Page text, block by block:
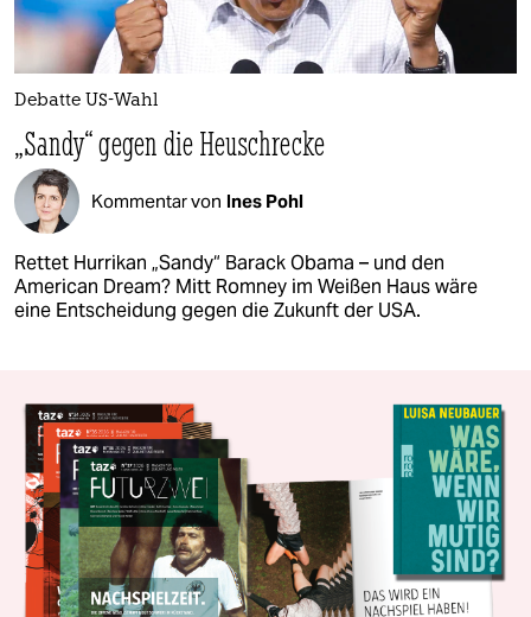
Debatte US-Wahl
„Sandy“ gegen die Heuschrecke
Kommentar von Ines Pohl
Rettet Hurrikan „Sandy“ Barack Obama – und den
American Dream? Mitt Romney im Weißen Haus wäre
eine Entscheidung gegen die Zukunft der USA.